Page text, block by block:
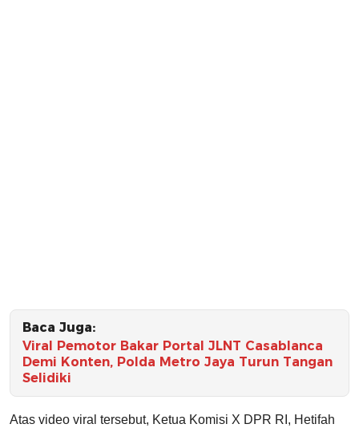
Baca Juga:
Viral Pemotor Bakar Portal JLNT Casablanca
Demi Konten, Polda Metro Jaya Turun Tangan
Selidiki
Atas video viral tersebut, Ketua Komisi X DPR RI, Hetifah